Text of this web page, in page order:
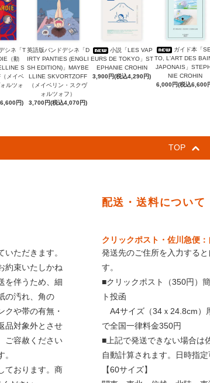
シネ「T
（動
S
メイベ
ルツォ
円)
英語版バンドデシネ「D
IRTY PANTIES (ENGLI
SH EDITION)」MAYBE
LLINE SKVORTZOFF
（メイベリン・スクヴ
ォルツォフ）
3,700円(税込4,070円)
小説「LES VAP
EURS DE TOKYO」ST
EPHANIE CROHIN
3,900円(税込4,290円)
ガイド本「
TO, L'ART DES
JAPONAIS」
NIE CROHIN
6,000円(税込6,600
TOP
ただきます。
約束いたしかね
を伴うため、細
の汚れ、角の
クや帯の有無・
品対象外とさせ
ご容赦ください
ております。商
配送・送料について
クリックポスト・佐川急便
発送先のご住所を入力すると
す。
■クリックポスト（350円）
ト投函
A4サイズ（34ｘ24.8cm）
で全国一律料金350円
■上記で発送できない場合は
自動計算されます。日時指定
【60サイズ】